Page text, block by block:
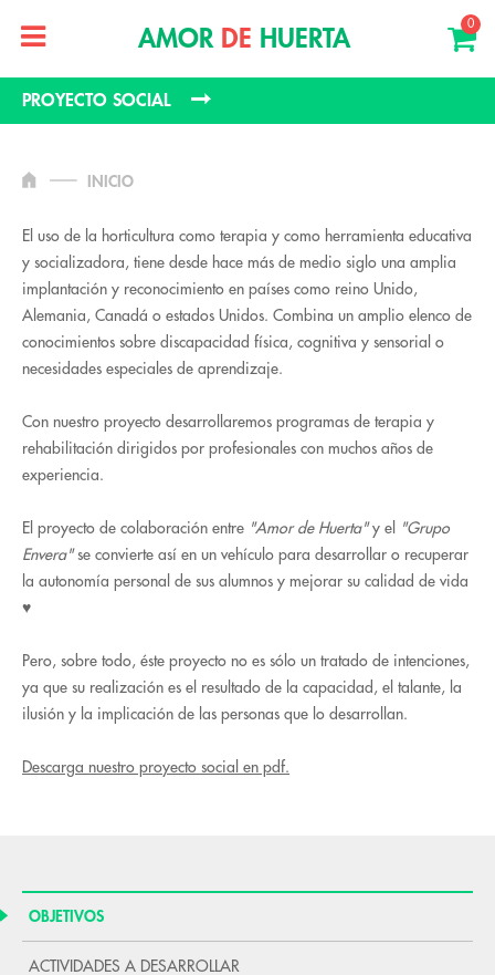
AMOR DE HUERTA
0
PROYECTO SOCIAL
INICIO
El uso de la horticultura como terapia y como herramienta educativa
y socializadora, tiene desde hace más de medio siglo una amplia
implantación y reconocimiento en países como reino Unido,
Alemania, Canadá o estados Unidos. Combina un amplio elenco de
conocimientos sobre discapacidad física, cognitiva y sensorial o
necesidades especiales de aprendizaje.
Con nuestro proyecto desarrollaremos programas de terapia y
rehabilitación dirigidos por profesionales con muchos años de
experiencia.
El proyecto de colaboración entre "Amor de Huerta"y el "Grupo
Envera" se convierte así en un vehículo para desarrollar o recuperar
la autonomía personal de sus alumnos y mejorar su calidad de vida
♥
Pero, sobre todo, éste proyecto no es sólo un tratado de intenciones,
ya que su realización es el resultado de la capacidad, el talante, la
ilusión y la implicación de las personas que lo desarrollan.
Descarga nuestro proyecto social en pdf.
OBJETIVOS
ACTIVIDADES A DESARROLLAR